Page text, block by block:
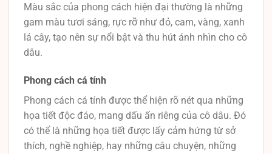
Màu sắc của phong cách hiện đại thường là những
gam màu tươi sáng, rực rỡ như đỏ, cam, vàng, xanh
lá cây, tạo nên sự nổi bật và thu hút ánh nhìn cho cô
dâu.
Phong cách cá tính
Phong cách cá tính được thể hiện rõ nét qua những
họa tiết độc đáo, mang dấu ấn riêng của cô dâu. Đó
có thể là những họa tiết được lấy cảm hứng từ sở
thích, nghề nghiệp, hay những câu chuyện, những